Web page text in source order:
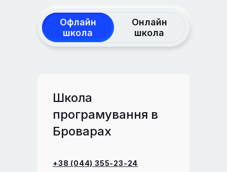
Офлайн
школа
Онлайн
школа
Школа
програмування в
Броварах
+38 (044) 355-23-24